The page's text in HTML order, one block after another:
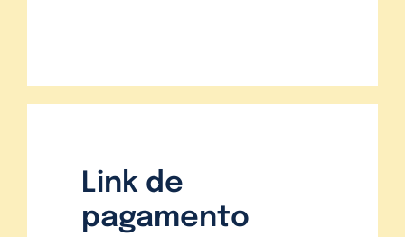
Link de
pagamento